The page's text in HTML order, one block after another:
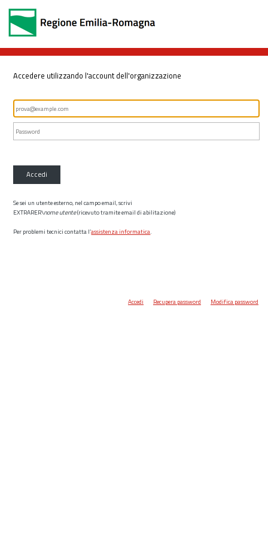
Accedere utilizzando l'account dell'organizzazione
Accedi
Se sei un utente esterno, nel campo email, scrivi
EXTRARER\nome utente(ricevuto tramite email di abilitazione)
Per problemi tecnici contatta l’assistenza informatica.
Accedi Recupera password Modifica password